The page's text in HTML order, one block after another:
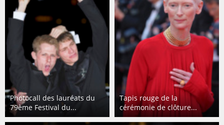
Photocall des lauréats du
79ème Festival du...
Tapis rouge de la
cérémonie de clôture...